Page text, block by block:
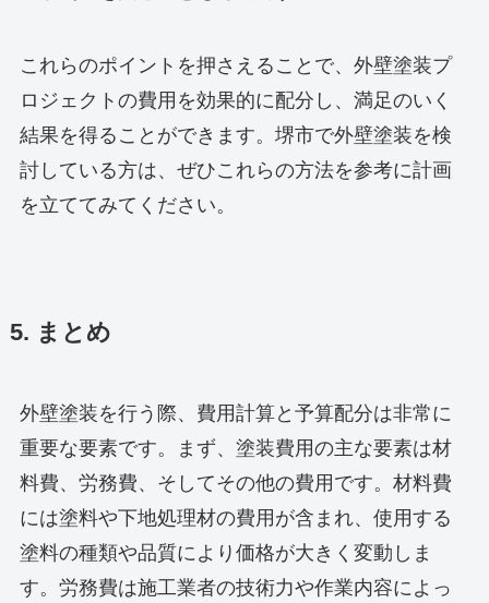
これらのポイントを押さえることで、外壁塗装プ
ロジェクトの費用を効果的に配分し、満足のいく
結果を得ることができます。堺市で外壁塗装を検
討している方は、ぜひこれらの方法を参考に計画
を立ててみてください。
5. まとめ
外壁塗装を行う際、費用計算と予算配分は非常に
重要な要素です。まず、塗装費用の主な要素は材
料費、労務費、そしてその他の費用です。材料費
には塗料や下地処理材の費用が含まれ、使用する
塗料の種類や品質により価格が大きく変動しま
す。労務費は施工業者の技術力や作業内容によっ